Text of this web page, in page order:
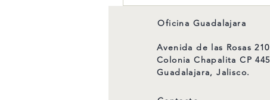
Oficina Guadalajara
Avenida de las Rosas 210
Colonia Chapalita CP
Guadalajara, Jalisco.